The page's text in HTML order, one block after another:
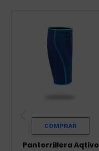
Pantorrillera Aqtivo